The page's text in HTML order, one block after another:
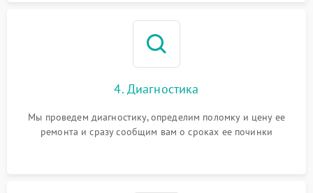
4. Диагностика
Мы проведем диагностику, определим поломку и цену ее
ремонта и сразу сообщим вам о сроках ее починки